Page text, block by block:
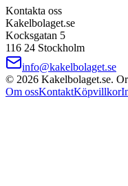
Kontakta oss
Kakelbolaget.se
Kocksgatan 5
116 24 Stockholm
info@kakelbolaget.se
© 2026 Kakelbolaget.se.
Om ossKontaktKöpvillkor